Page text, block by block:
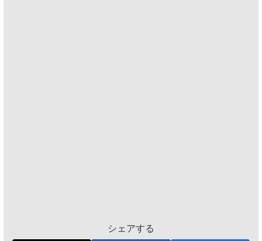
シェアする